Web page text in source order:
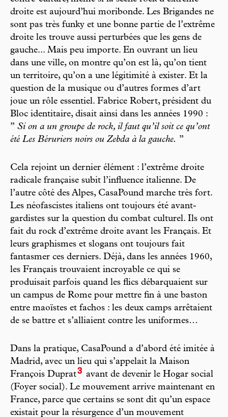
droite est aujourd’hui moribonde. Les Brigandes ne
sont pas très funky et une bonne partie de l’extrême
droite les trouve aussi perturbées que les gens de
gauche... Mais peu importe. En ouvrant un lieu
dans une ville, on montre qu’on est là, qu’on tient
un territoire, qu’on a une légitimité à exister. Et la
question de la musique ou d’autres formes d’art
joue un rôle essentiel. Fabrice Robert, président du
Bloc identitaire, disait ainsi dans les années 1990 :
’’ Si on a un groupe de rock, il faut qu’il soit ce qu’ont
été Les Béruriers noirs ou Zebda à la gauche. ’’
Cela rejoint un dernier élément : l’extrême droite
radicale française subit l’influence italienne. De
l’autre côté des Alpes, CasaPound marche très fort.
Les néofascistes italiens ont toujours été avant-
gardistes sur la question du combat culturel. Ils ont
fait du rock d’extrême droite avant les Français. Et
leurs graphismes et slogans ont toujours fait
fantasmer ces derniers. Déjà, dans les années 1960,
les Français trouvaient incroyable ce qui se
produisait parfois quand les flics débarquaient sur
un campus de Rome pour mettre fin à une baston
entre maoïstes et fachos : les deux camps arrêtaient
de se battre et s’alliaient contre les uniformes…
Dans la pratique, CasaPound a d’abord été imitée à
Madrid, avec un lieu qui s’appelait la Maison
François Duprat3 avant de devenir le Hogar social
(Foyer social). Le mouvement arrive maintenant en
France, parce que certains se sont dit qu’un espace
existait pour la résurgence d’un mouvement